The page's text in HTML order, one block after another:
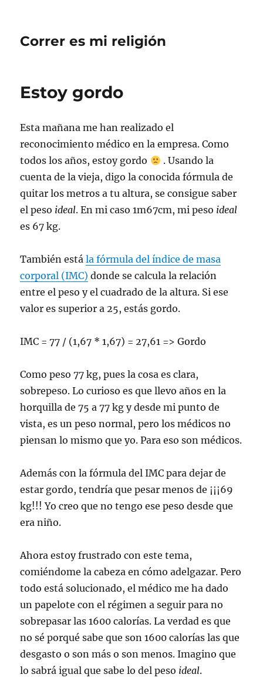
Correr es mi religión
Estoy gordo
Esta mañana me han realizado el
reconocimiento médico en la empresa. Como
todos los años, estoy gordo
. Usando la
cuenta de la vieja, digo la conocida fórmula de
quitar los metros a tu altura, se consigue saber
el peso ideal. En mi caso 1m67cm, mi peso ideal
es 67 kg.
También estála fórmula del índice de masa
corporal (IMC) donde se calcula la relación
entre el peso y el cuadrado de la altura. Si ese
valor es superior a 25, estás gordo.
IMC = 77 / (1,67 * 1,67) = 27,61 => Gordo
Como peso 77 kg, pues la cosa es clara,
sobrepeso. Lo curioso es que llevo años en la
horquilla de 75 a 77 kg y desde mi punto de
vista, es un peso normal, pero los médicos no
piensan lo mismo que yo. Para eso son médicos.
Además con la fórmula del IMC para dejar de
estar gordo, tendría que pesar menos de ¡¡¡69
kg!!! Yo creo que no tengo ese peso desde que
era niño.
Ahora estoy frustrado con este tema,
comiéndome la cabeza en cómo adelgazar. Pero
todo está solucionado, el médico me ha dado
un papelote con el régimen a seguir para no
sobrepasar las 1600 calorías. La verdad es que
no sé porqué sabe que son 1600 calorías las que
desgasto o son más o son menos. Imagino que
lo sabrá igual que sabe lo del peso ideal.